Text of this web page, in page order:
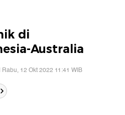
di
Australia
12 Okt 2022 11:41 WIB